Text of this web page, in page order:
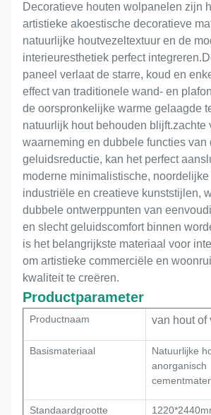
Decoratieve houten wolpanelen zijn
artistieke akoestische decoratieve
natuurlijke houtvezeltextuur en de
interieuresthetiek perfect
paneel verlaat de starre, koud en
effect van traditionele wand- en
de oorspronkelijke warme gelaagde
natuurlijk hout behouden blijft.zachte
waarneming en dubbele functies van
geluidsreductie, kan het perfect
moderne minimalistische,
industriële en creatieve kunststijlen,
dubbele ontwerppunten van
en slecht geluidscomfort binnen
is het belangrijkste materiaal voor
om artistieke commerciële en
kwaliteit te creëren.
Productparameter
Productnaam van hout of
Basismateriaal
Natuurlijke
anorganisch
Standaardgrootte